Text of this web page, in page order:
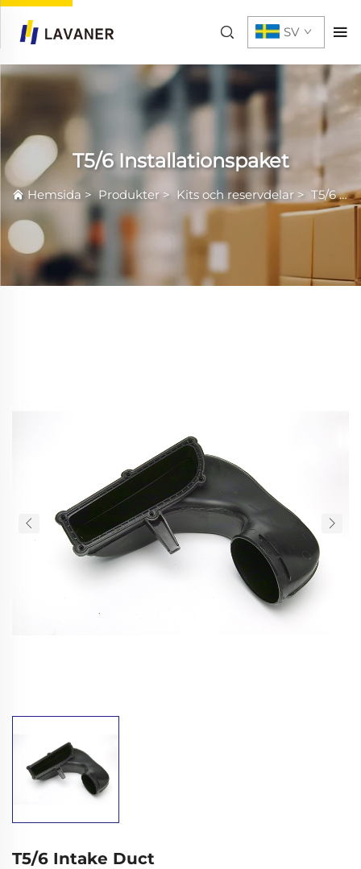
SV
T5/6 Installationspaket
Hemsida >Produkter > Kits och reservdelar > T5/6 Installationspaket
T5/6 Intake Duct